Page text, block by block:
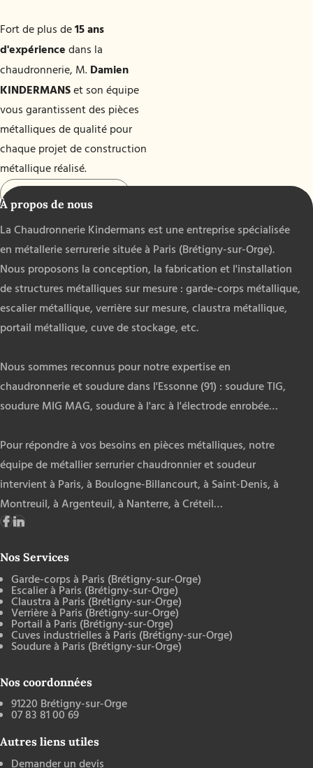
Fort de plus de15 ans
d'expérience dans la
chaudronnerie, M. Damien
KINDERMANSet son équipe
vous garantissent des pièces
métalliques de qualité pour
chaque projet de construction
métallique réalisé.
À propos de nous
La Chaudronnerie Kindermans est une entreprise spécialisée
en métallerie serrurerie située à Paris (Brétigny-sur-Orge).
Nous proposons la conception, la fabrication et l'installation
de structures métalliques sur mesure : garde-corps métallique,
escalier métallique, verrière sur mesure, claustra métallique,
portail métallique, cuve de stockage, etc.
Nous sommes reconnus pour notre expertise en
chaudronnerie et soudure dans l'Essonne (91) : soudure TIG,
soudure MIG MAG, soudure à l'arc à l'électrode enrobée…
Pour répondre à vos besoins en pièces métalliques, notre
équipe de métallier serrurier chaudronnier et soudeur
intervientà Paris, à Boulogne-Billancourt, à Saint-Denis, à
Montreuil, à Argenteuil, à Nanterre, à Créteil…
Nos Services
Garde-corps à Paris (Brétigny-sur-Orge)
Escalier à Paris (Brétigny-sur-Orge)
Claustra à Paris (Brétigny-sur-Orge)
Verrière à Paris (Brétigny-sur-Orge)
Portail à Paris (Brétigny-sur-Orge)
Cuves industrielles à Paris (Brétigny-sur-Orge)
Soudure à Paris (Brétigny-sur-Orge)
Nos coordonnées
91220 Brétigny-sur-Orge
07 83 81 00 69
Autres liens utiles
Demander un devis